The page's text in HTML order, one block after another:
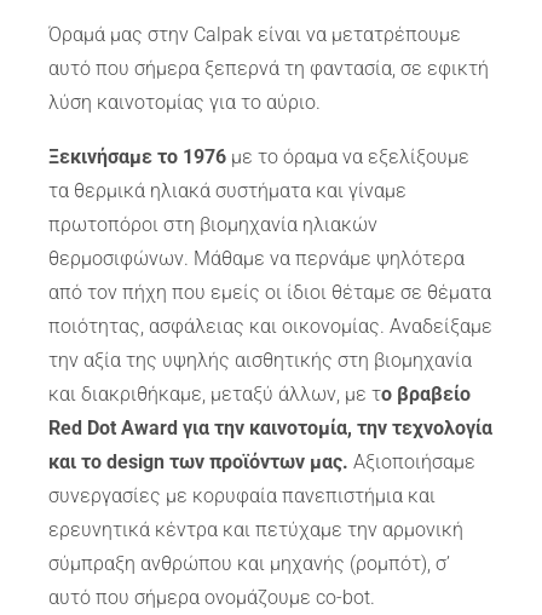
Όραμά μας στην Calpak είναι να μετατρέπουμε
αυτό που σήμερα ξεπερνά τη φαντασία, σε εφικτή
λύση καινοτομίας για το αύριο.
Ξεκινήσαμε το 1976 με το όραμα να εξελίξουμε
τα θερμικά ηλιακά συστήματα και γίναμε
πρωτοπόροι στη βιομηχανία ηλιακών
θερμοσιφώνων. Μάθαμε να περνάμε ψηλότερα
από τον πήχη που εμείς οι ίδιοι θέταμε σε θέματα
ποιότητας, ασφάλειας και οικονομίας. Αναδείξαμε
την αξία της υψηλής αισθητικής στη βιομηχανία
και διακριθήκαμε, μεταξύ άλλων, με το βραβείο
Red Dot Award για την καινοτομία, την τεχνολογία
και το design των προϊόντων μας. Αξιοποιήσαμε
συνεργασίες με κορυφαία πανεπιστήμια και
ερευνητικά κέντρα και πετύχαμε την αρμονική
σύμπραξη ανθρώπου και μηχανής (ρομπότ), σ’
αυτό που σήμερα ονομάζουμε co-bot.